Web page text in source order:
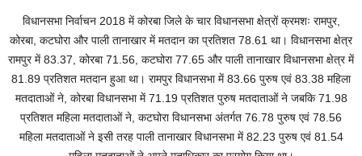
विधानसभा निर्वाचन 2018 में कोरबा जिले के चार विधानसभा क्षेत्रों क्रमशः रामपुर,
कोरबा, कटघोरा और पाली तानाखार में मतदान का प्रतिशत 78.61 था। विधानसभा क्षेत्र
रामपुर में 83.37, कोरबा 71.56, कटघोरा 77.65 और पाली तानाखार विधानसभा क्षेत्र में
81.89 प्रतिशत मतदान हुआ था। रामपुर विधानसभा में 83.66 पुरुष एवं 83.38 महिला
मतदाताओं ने, कोरबा विधानसभा में 71.19 प्रतिशत पुरुष मतदाताओं ने जबकि 71.98
प्रतिशत महिला मतदाताओं ने, कटघोरा विधानसभा अंतर्गत 76.78 पुरुष एवं 78.56
महिला मतदाताओं ने इसी तरह पाली तानाखार विधानसभा में 82.23 पुरुष एवं 81.54